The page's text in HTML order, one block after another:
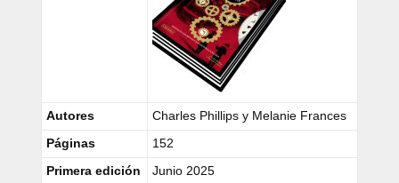
Autores Charles Phillips y Melanie Frances
Páginas 152
Primera edición Junio 2025